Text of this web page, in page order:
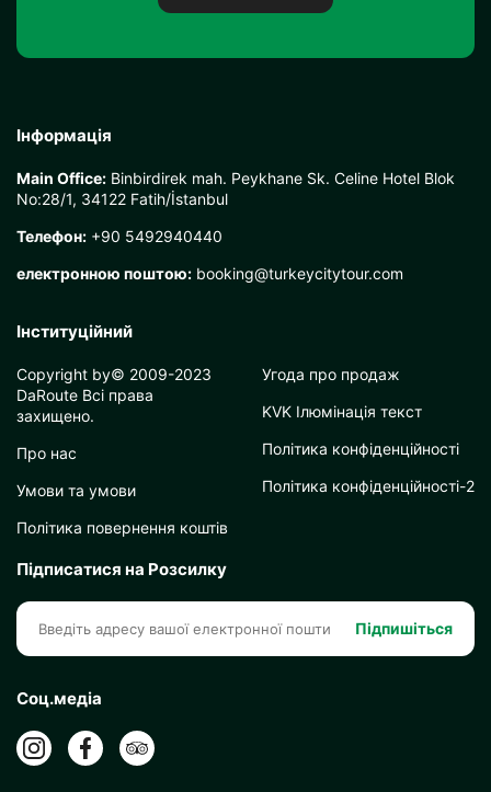
Інформація
Main Office: Binbirdirek mah. Peykhane Sk. Celine Hotel Blok
No:28/1, 34122 Fatih/İstanbul
Телефон: +90 5492940440
електронною поштою: booking@turkeycitytour.com
Інституційний
Copyright by© 2009-2023
DaRoute Всі права
захищено.
Про нас
Умови та умови
Політика повернення коштів
Угода про продаж
KVK Ілюмінація текст
Політика конфіденційності
Політика конфіденційності-2
Підписатися на Розсилку
Підпишіться
Соц.медіа